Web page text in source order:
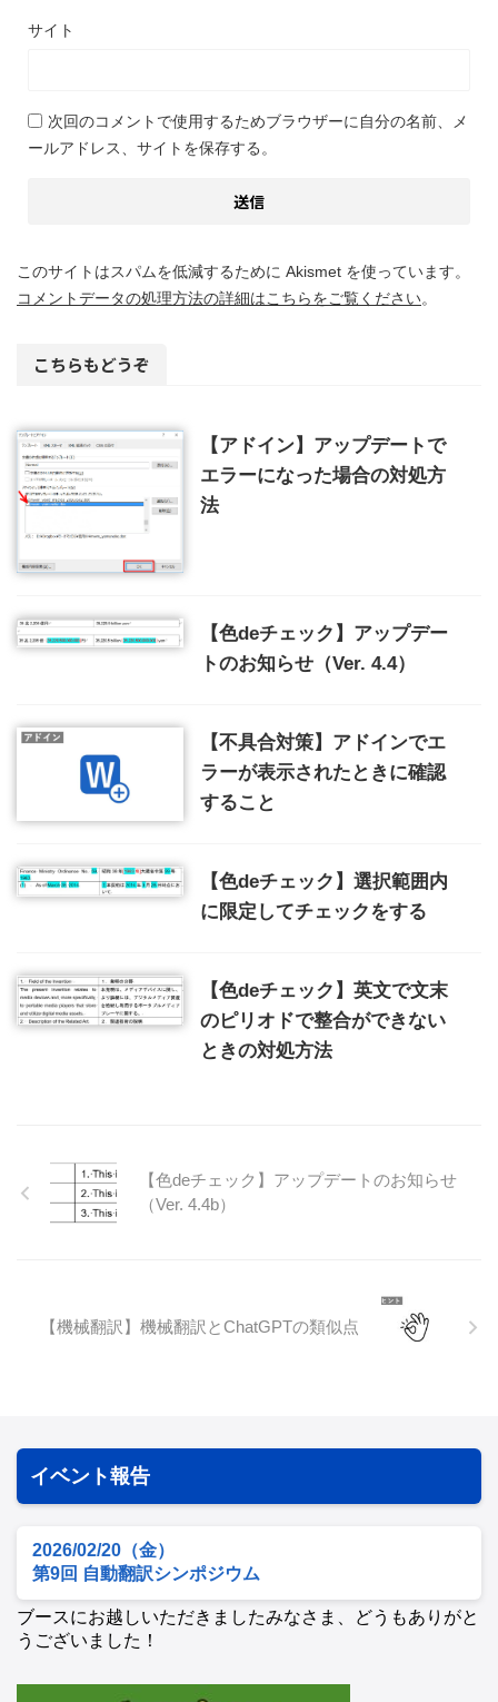
サイト
次回のコメントで使用するためブラウザーに自分の名前、メ
ールアドレス、サイトを保存する。
このサイトはスパムを低減するために Akismet を使っています。
コメントデータの処理方法の詳細はこちらをご覧ください。
こちらもどうぞ
【アドイン】アップデートで
エラーになった場合の対処方
法
【色deチェック】アップデー
トのお知らせ（Ver. 4.4）
【不具合対策】アドインでエ
ラーが表示されたときに確認
すること
【色deチェック】選択範囲内
に限定してチェックをする
【色deチェック】英文で文末
のピリオドで整合ができない
ときの対処方法
【色deチェック】アップデートのお知らせ
（Ver. 4.4b）
【機械翻訳】機械翻訳とChatGPTの類似点
イベント報告
2026/02/20（金）
第9回 自動翻訳シンポジウム
ブースにお越しいただきましたみなさま、どうもありがと
うございました！